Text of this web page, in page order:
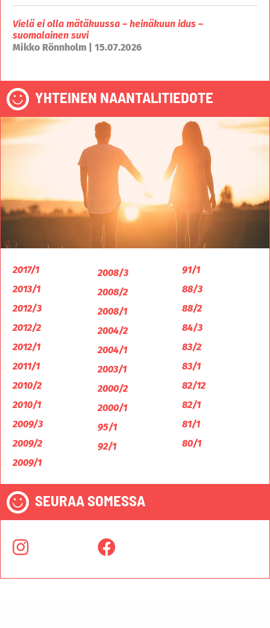
Vielä ei olla mätäkuussa – heinäkuun idus –
suomalainen suvi
Mikko Rönnholm | 15.07.2026
YHTEINEN NAANTALITIEDOTE
2017/1
2013/1
2012/3
2012/2
2012/1
2011/1
2010/2
2010/1
2009/3
2009/2
2009/1
2008/3
2008/2
2008/1
2004/2
2004/1
2003/1
2000/2
2000/1
95/1
92/1
91/1
88/3
88/2
84/3
83/2
83/1
82/12
82/1
81/1
80/1
SEURAA SOMESSA